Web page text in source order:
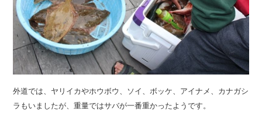
外道では、ヤリイカやホウボウ、ソイ、ボッケ、アイナメ、カナガシ
ラもいましたが、重量ではサバが一番重かったようです。